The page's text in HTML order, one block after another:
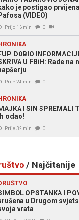
je postigao
(VIDEO)
Prije 16 min 0
DOBIO
U FBiH: Rade
Prije 24 min 0
I SIN SPREMALI
odao!
Prije 32 min 0
/ Najčitanije
OPSTANKA I
u Drugom
vrata